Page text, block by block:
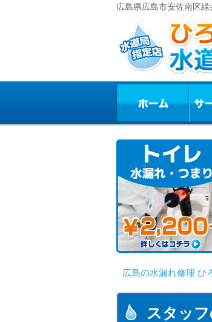
広島県広島市安佐南区
広島の水漏れ修理 ひ
スタッ